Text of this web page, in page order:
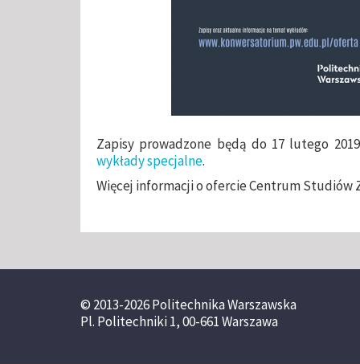
Zapisy prowadzone będą do 17 lutego
wykłady specjalne.
Więcej informacji o ofercie Centrum Studiów
© 2013-2026 Politechnika Warszawska
Pl. Politechniki 1, 00-661 Warszawa